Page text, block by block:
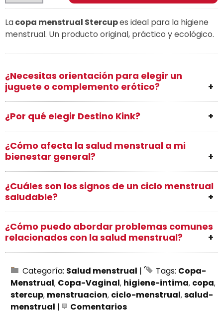
Lacopa menstrual Stercupes ideal para la higiene
menstrual. Un producto original, práctico y ecológico.
¿Necesitas orientación para elegir un
juguete o complemento erótico?
¿Por qué elegir Destino Kink?
¿Cómo afecta la salud menstrual a mi
bienestar general?
¿Cuáles son los signos de un ciclo menstrual
saludable?
¿Cómo puedo abordar problemas comunes
relacionados con la salud menstrual?
Categoría: Salud menstrual | Tags: Copa-
Menstrual Copa-Vaginal higiene-intima copa
stercup menstruacion ciclo-menstrual salud-
menstrual | Comentarios